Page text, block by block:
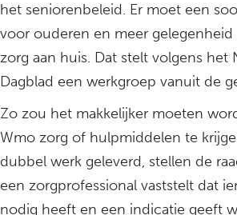
het seniorenbeleid. Er moet een
voor ouderen en meer
zorg aan huis. Dat stelt volgens het
Dagblad een werkgroep vanuit de
Zo zou het makkelijker moeten
Wmo zorg of hulpmiddelen te
dubbel werk geleverd, stellen de
een zorgprofessional vaststelt dat
nodig heeft en een indicatie geeft